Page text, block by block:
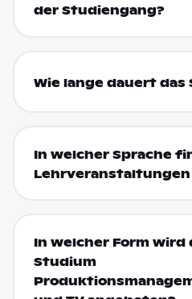
der Studiengang?
Wie lange dauert das
In welcher Sprache
In welcher Form wird
Studium